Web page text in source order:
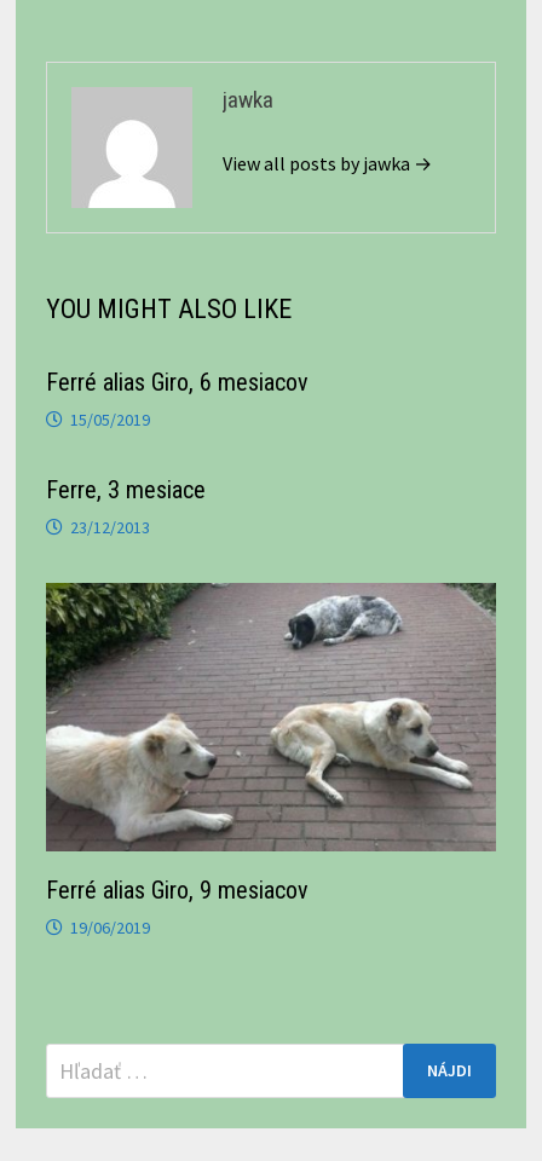
jawka
View all posts by jawka →
YOU MIGHT ALSO LIKE
Ferré alias Giro, 6 mesiacov
15/05/2019
Ferre, 3 mesiace
23/12/2013
Ferré alias Giro, 9 mesiacov
19/06/2019
Hľadať: